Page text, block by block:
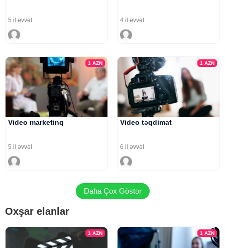
5 il əvvəl 4 il əvvəl
1AZN
Video marketinq
5 il əvvəl
1 AZN
Video təqdimat
6 il əvvəl
Daha Çox Göstər
Oxşar elanlar
1AZN 1 AZN